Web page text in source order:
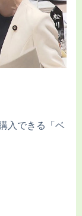
入できる「ベ